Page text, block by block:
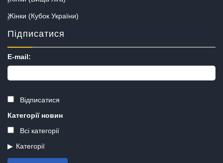
Жінки (Кубок України)
Підписатися
E-mail:
Відписатися
Категорії новин
Всі категорії
Категорії